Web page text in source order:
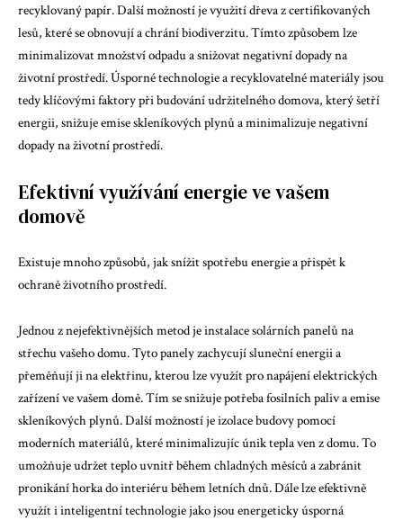
recyklovaný papír. Další možností je využití dřeva z certifikovaných
lesů, které se obnovují a chrání biodiverzitu. Tímto způsobem lze
minimalizovat množství odpadu a snižovat negativní dopady na
životní prostředí. Úsporné technologie a recyklovatelné materiály jsou
tedy klíčovými faktory při budování udržitelného domova, který šetří
energii, snižuje emise skleníkových plynů a minimalizuje negativní
dopady na životní prostředí.
Efektivní využívání energie ve vašem
domově
Existuje mnoho způsobů, jak snížit spotřebu energie a přispět k
ochraně životního prostředí.
Jednou z nejefektivnějších metod je instalace solárních panelů na
střechu vašeho domu. Tyto panely zachycují sluneční energii a
přeměňují ji na elektřinu, kterou lze využít pro napájení elektrických
zařízení ve vašem domě. Tím se snižuje potřeba fosilních paliv a emise
skleníkových plynů. Další možností je izolace budovy pomocí
moderních materiálů, které minimalizujíc únik tepla ven z domu. To
umožňuje udržet teplo uvnitř během chladných měsíců a zabránit
pronikání horka do interiéru během letních dnů. Dále lze efektivně
využít i inteligentní technologie jako jsou energeticky úsporná